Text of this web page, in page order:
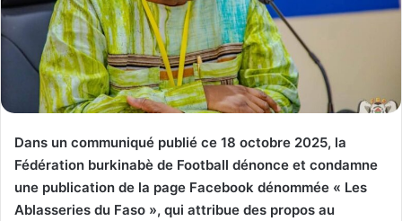
Dans un communiqué publié ce 18 octobre 2025, la
Fédération burkinabè de Football dénonce et condamne
une publication de la page Facebook dénommée « Les
Ablasseries du Faso », qui attribue des propos au